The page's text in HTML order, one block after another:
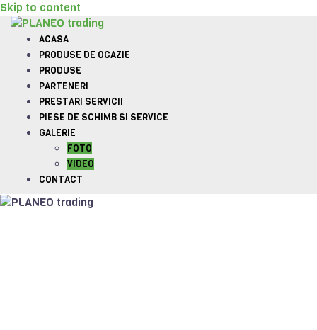
Skip to content
ACASA
PRODUSE DE OCAZIE
PRODUSE
PARTENERI
PRESTARI SERVICII
PIESE DE SCHIMB SI SERVICE
GALERIE
FOTO
VIDEO
CONTACT